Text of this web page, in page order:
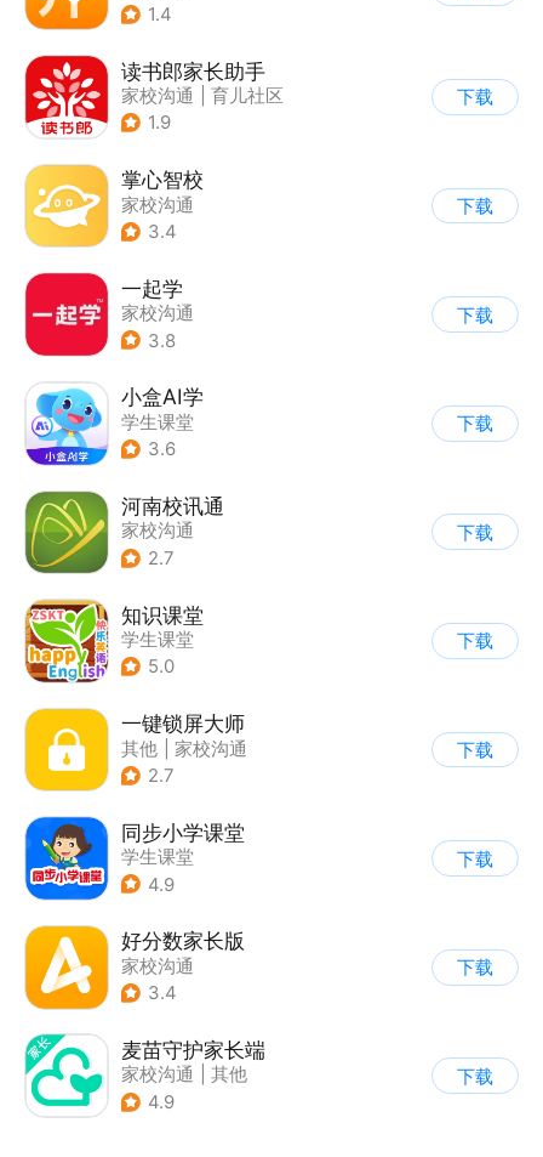
1.4
读书郎家长助手
家校沟通
育儿社区
1.9
下载
掌心智校
家校沟通
3.4
下载
一起学
家校沟通
3.8
下载
小盒AI学
学生课堂
3.6
下载
河南校讯通
家校沟通
2.7
下载
知识课堂
学生课堂
5.0
下载
一键锁屏大师
其他
家校沟通
2.7
下载
同步小学课堂
学生课堂
4.9
下载
好分数家长版
家校沟通
3.4
下载
麦苗守护家长端
家校沟通
其他
4.9
下载